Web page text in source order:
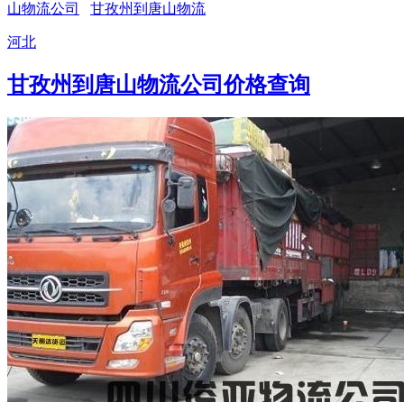
山物流公司
甘孜州到唐山物流
河北
甘孜州到唐山物流公司价格查询